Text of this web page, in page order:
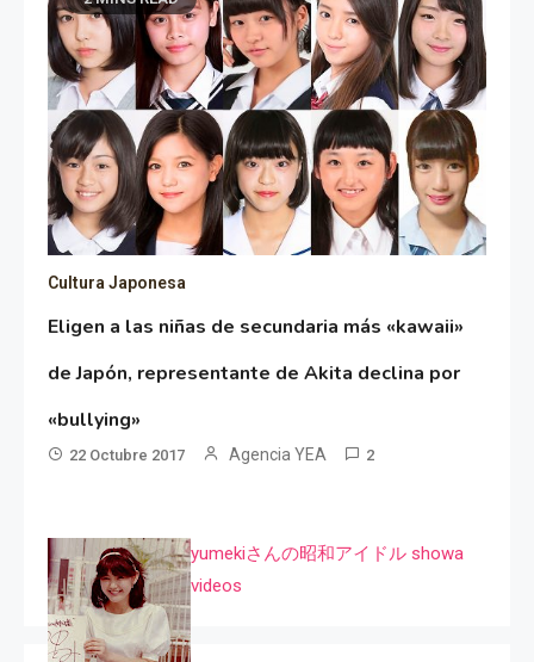
Cultura Japonesa
Eligen a las niñas de secundaria más «kawaii»
de Japón, representante de Akita declina por
«bullying»
22 Octubre 2017 Agencia YEA 2
yumekiさんの昭和アイドル showa
videos